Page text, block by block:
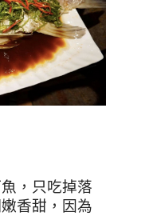
，只吃掉落
香甜，因為